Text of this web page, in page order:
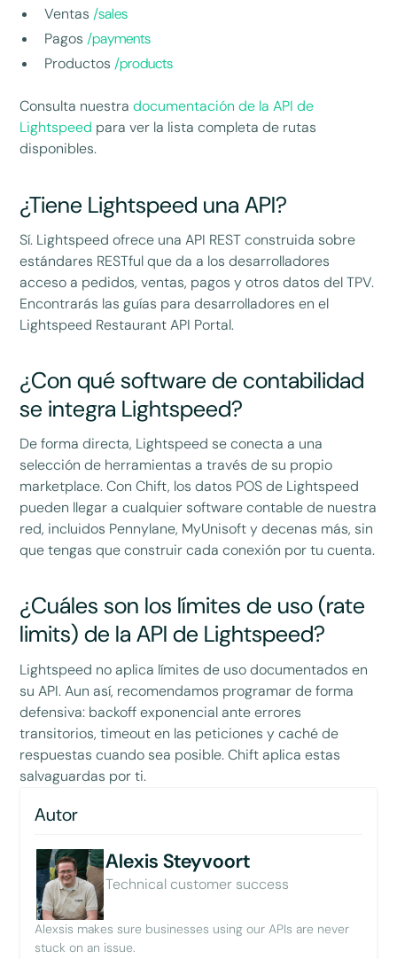
Autor
Alexis Steyvoort
Technical customer success
Alexsis makes sure businesses using our APIs are never
stuck on an issue.
Ventas/sales
Pagos/payments
Productos/products
Consulta nuestradocumentación de la API de
Lightspeed para ver la lista completa de rutas
disponibles.
¿Tiene Lightspeed una API?
Sí. Lightspeed ofrece una API REST construida sobre
estándares RESTful que da a los desarrolladores
acceso a pedidos, ventas, pagos y otros datos del TPV.
Encontrarás las guías para desarrolladores en el
Lightspeed Restaurant API Portal.
¿Con qué software de contabilidad
se integra Lightspeed?
De forma directa, Lightspeed se conecta a una
selección de herramientas a través de su propio
marketplace. Con Chift, los datos POS de Lightspeed
pueden llegar a cualquier software contable de nuestra
red, incluidos Pennylane, MyUnisoft y decenas más, sin
que tengas que construir cada conexión por tu cuenta.
¿Cuáles son los límites de uso (rate
limits) de la API de Lightspeed?
Lightspeed no aplica límites de uso documentados en
su API. Aun así, recomendamos programar de forma
defensiva: backoff exponencial ante errores
transitorios, timeout en las peticiones y caché de
respuestas cuando sea posible. Chift aplica estas
salvaguardas por ti.